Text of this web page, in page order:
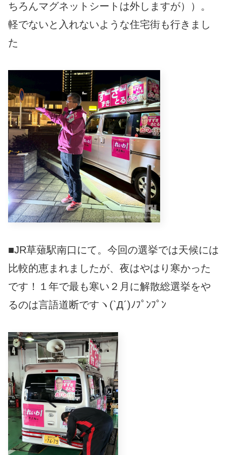
ちろんマグネットシートは外しますが））。
軽でないと入れないような住宅街も行きまし
た
■JR草薙駅南口にて。今回の選挙では天候には
比較的恵まれましたが、夜はやはり寒かった
です！１年で最も寒い２月に解散総選挙をや
るのは言語道断ですヽ(`Д´)ﾉﾌﾟﾝﾌﾟﾝ